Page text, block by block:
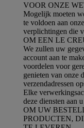
VOOR ONZE
Mogelijk moeten
te voldoen aan
verplichtingen die
OM EEN LE
We zullen uw
account aan te
voordelen voor
genieten van onze
verzendadressen
Elke
deze diensten aan
OM UW
PRODUCTEN,